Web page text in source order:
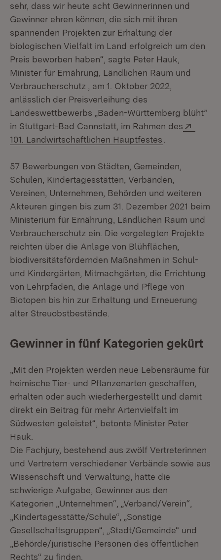
sehr, dass wir heute acht Gewinnerinnen und
Gewinner ehren können, die sich mit ihren
spannenden Projekten zur Erhaltung der
biologischen Vielfalt im Land erfolgreich um den
Preis beworben haben“, sagte Peter Hauk,
Minister für Ernährung, Ländlichen Raum und
Verbraucherschutz , am 1. Oktober 2022,
anlässlich der Preisverleihung des
Landeswettbewerbs „Baden-Württemberg blüht”
in Stuttgart-Bad Cannstatt, im Rahmen des
101. Landwirtschaftlichen Hauptfestes
57 Bewerbungen von Städten, Gemeinden,
Schulen, Kindertagesstätten, Verbänden,
Vereinen, Unternehmen, Behörden und weiteren
Akteuren gingen bis zum 31. Dezember 2021 beim
Ministerium für Ernährung, Ländlichen Raum und
Verbraucherschutz ein. Die vorgelegten Projekte
reichten über die Anlage von Blühflächen,
biodiversitätsfördernden Maßnahmen in Schul-
und Kindergärten, Mitmachgärten, die Errichtung
von Lehrpfaden, die Anlage und Pflege von
Biotopen bis hin zur Erhaltung und Erneuerung
alter Streuobstbestände.
Gewinner in fünf Kategorien gekürt
„Mit den Projekten werden neue Lebensräume für
heimische Tier- und Pflanzenarten geschaffen,
erhalten oder auch wiederhergestellt und damit
direkt ein Beitrag für mehr Artenvielfalt im
Südwesten geleistet“, betonte Minister Peter
Hauk.
Die Fachjury, bestehend aus zwölf Vertreterinnen
und Vertretern verschiedener Verbände sowie aus
Wissenschaft und Verwaltung, hatte die
schwierige Aufgabe, Gewinner aus den
Kategorien „Unternehmen“, „Verband/Verein“,
„Kindertagesstätte/Schule“, „Sonstige
Gesellschaftsgruppen“, „Stadt/Gemeinde“ und
„Behörde/juristische Personen des öffentlichen
Rechts“ zu finden.